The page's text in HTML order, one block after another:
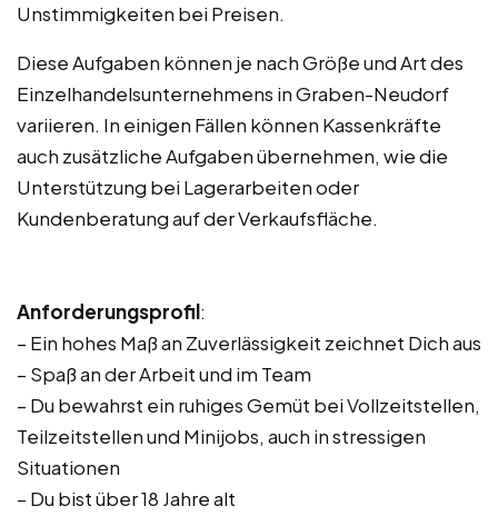
Unstimmigkeiten bei Preisen.
Diese Aufgaben können je nach Größe und Art des
Einzelhandelsunternehmens in Graben-Neudorf
variieren. In einigen Fällen können Kassenkräfte
auch zusätzliche Aufgaben übernehmen, wie die
Unterstützung bei Lagerarbeiten oder
Kundenberatung auf der Verkaufsfläche.
Anforderungsprofil:
– Ein hohes Maß an Zuverlässigkeit zeichnet Dich aus
– Spaß an der Arbeit und im Team
– Du bewahrst ein ruhiges Gemüt bei Vollzeitstellen,
Teilzeitstellen und Minijobs, auch in stressigen
Situationen
– Du bist über 18 Jahre alt